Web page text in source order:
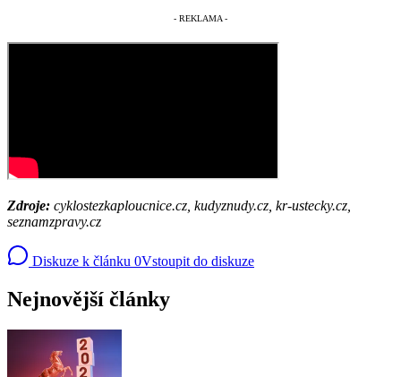
Zdroje: cyklostezkaploucnice.cz, kudyznudy.cz, kr-ustecky.cz,
seznamzpravy.cz
Diskuze k článku 0Vstoupit do diskuze
Nejnovější články